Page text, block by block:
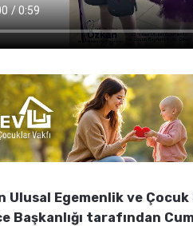
Ulusal Egemenlik ve Çocuk
Başkanlığı tarafından